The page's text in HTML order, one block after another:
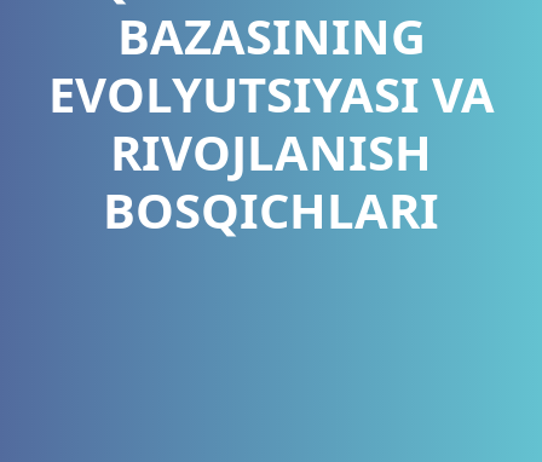
BAZASINING
EVOLYUTSIYASI VA
RIVOJLANISH
BOSQICHLARI